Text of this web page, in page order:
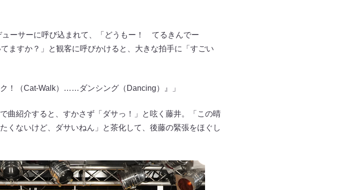
ーサーに呼び込まれて、「どうもー！ てるきんでー
ますか？」と観客に呼びかけると、大きな拍手に「すごい
！（Cat-Walk）……ダンシング（Dancing）』」
曲紹介すると、すかさず「ダサっ！」と呟く藤井。「この晴
ないけど、ダサいねん」と茶化して、後藤の緊張をほぐし